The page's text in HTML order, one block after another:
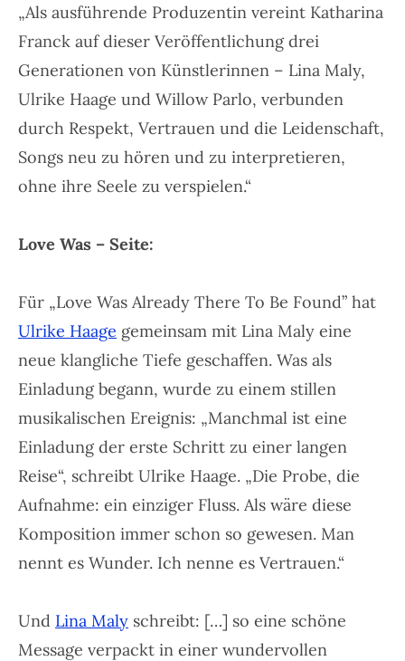
„Als ausführende Produzentin vereint Katharina
Franck auf dieser Veröffentlichung drei
Generationen von Künstlerinnen – Lina Maly,
Ulrike Haage und Willow Parlo, verbunden
durch Respekt, Vertrauen und die Leidenschaft,
Songs neu zu hören und zu interpretieren,
ohne ihre Seele zu verspielen.“
Love Was – Seite:
Für „Love Was Already There To Be Found” hat
Ulrike Haage gemeinsam mit Lina Maly eine
neue klangliche Tiefe geschaffen. Was als
Einladung begann, wurde zu einem stillen
musikalischen Ereignis: „Manchmal ist eine
Einladung der erste Schritt zu einer langen
Reise“, schreibt Ulrike Haage. „Die Probe, die
Aufnahme: ein einziger Fluss. Als wäre diese
Komposition immer schon so gewesen. Man
nennt es Wunder. Ich nenne es Vertrauen.“
Und Lina Maly schreibt: […] so eine schöne
Message verpackt in einer wundervollen